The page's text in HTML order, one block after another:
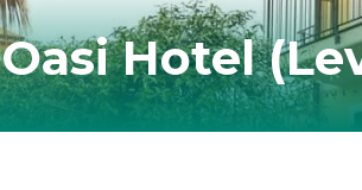
Oasi Hotel